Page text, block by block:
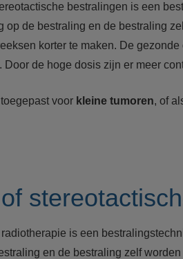
bestralingen is een
op de bestraling en de bestraling
korter te maken. De
de hoge dosis zijn er meer
voor kleine tumoren, of
is een
en de bestraling zelf